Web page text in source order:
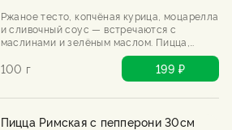
Ржаное тесто, копчёная курица, моцарелла
и сливочный соус — встречаются с
маслинами и зелёным маслом. Пицца,
которая звучит странно, а на деле —
гениально. Попробуй, не пожалеешь.
100 г 199 ₽
Пицца Римская с пепперони 30см